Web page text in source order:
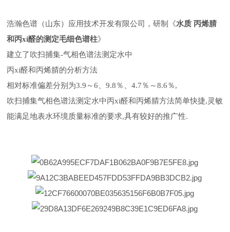
浩瀚色谱（山东）应用技术开发有限公司，研制《水质 丙烯腈
和丙xi醛的测定毛细色谱柱》
建立了吹扫捕集-气相色谱法测定水中
丙xi醛和丙烯腈的分析方法
相对标准偏差分别为3.9～6、9.8％、4.7％～8.6％,
吹扫捕集气相色谱法测定水中丙xi醛和丙烯腈方法简单快捷,灵敏
能满足地表水环境质量标准的要求,具有较好的推广性.